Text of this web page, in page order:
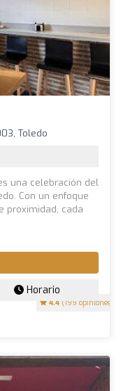
4.4 (199 opiniones)
Toledo
una celebración del
Con un enfoque
proximidad, cada
Horario